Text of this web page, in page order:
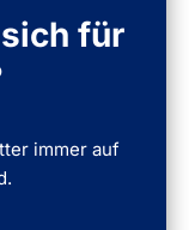
für
immer auf